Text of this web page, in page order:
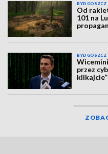
BYDGOSZCZ
Od
101 na
BYDGOSZCZ
przez
klikajcie”